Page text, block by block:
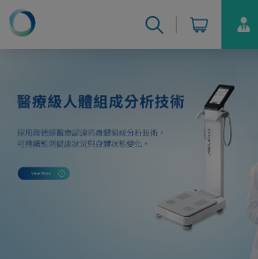
Cookie管理面板